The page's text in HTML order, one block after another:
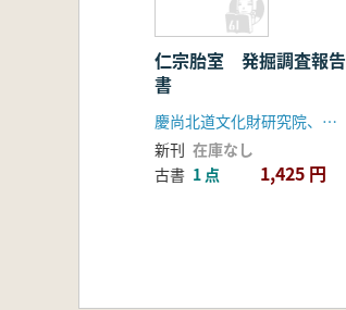
仁宗胎室 発掘調査報告
書
慶尚北道文化財研究院、永川市
新刊 在庫なし
古書 1 点 1,425 円